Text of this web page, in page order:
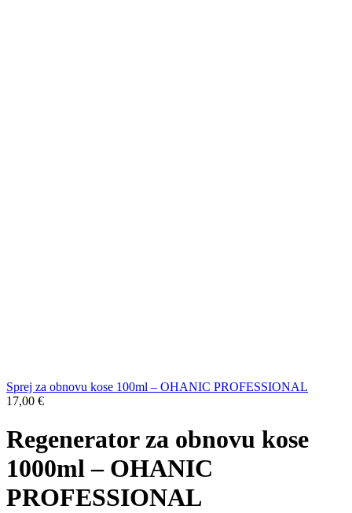
Sprej za obnovu kose 100ml – OHANIC PROFESSIONAL
17,00 €
Regenerator za obnovu kose
1000ml – OHANIC
PROFESSIONAL